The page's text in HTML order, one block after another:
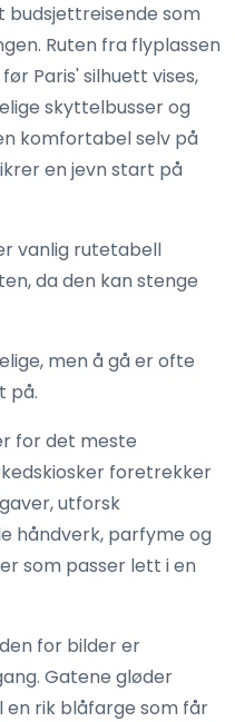
som
Ruten fra flyplassen
Paris' silhuett vises,
skyttelbusser og
komfortabel selv på
en jevn start på
vanlig rutetabell
da den kan stenge
men å gå er ofte
på.
for det meste
foretrekker
utforsk
håndverk, parfyme og
som passer lett i en
for bilder er
Gatene gløder
rik blåfarge som får